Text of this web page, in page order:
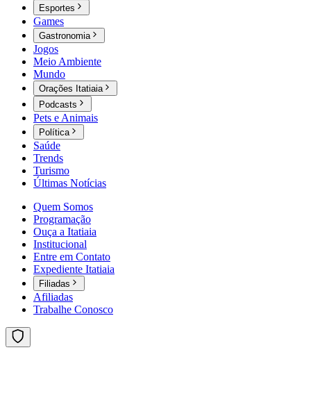
Esportes
Games
Gastronomia
Jogos
Meio Ambiente
Mundo
Orações Itatiaia
Podcasts
Pets e Animais
Política
Saúde
Trends
Turismo
Últimas Notícias
Quem Somos
Programação
Ouça a Itatiaia
Institucional
Entre em Contato
Expediente Itatiaia
Filiadas
Afiliadas
Trabalhe Conosco